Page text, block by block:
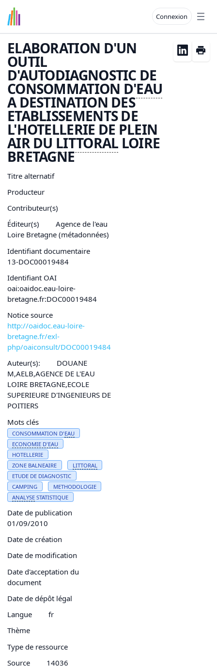
Connexion
ELABORATION D'UN
OUTIL
D'AUTODIAGNOSTIC DE
CONSOMMATION D'EAU
A DESTINATION DES
ETABLISSEMENTS DE
L'HOTELLERIE DE PLEIN
AIR DU LITTORAL LOIRE
BRETAGNE
Titre alternatif
Producteur
Contributeur(s)
Éditeur(s)
Agence de l'eau
Loire Bretagne (métadonnées)
Identifiant documentaire
13-DOC00019484
Identifiant OAI
oai:oaidoc.eau-loire-
bretagne.fr:DOC00019484
Notice source
http://oaidoc.eau-loire-
bretagne.fr/exl-
php/oaiconsult/DOC00019484
Auteur(s):
DOUANE
M,AELB,AGENCE DE L'EAU
LOIRE BRETAGNE,ECOLE
SUPERIEURE D'INGENIEURS DE
POITIERS
Mots clés
CONSOMMATION D'EAU
ECONOMIE D'EAU
HOTELLERIE
ZONE BALNEAIRE
LITTORAL
ETUDE DE DIAGNOSTIC
CAMPING
METHODOLOGIE
ANALYSE STATISTIQUE
Date de publication
01/09/2010
Date de création
Date de modification
Date d'acceptation du
document
Date de dépôt légal
Langue
fr
Thème
Type de ressource
Source
14036